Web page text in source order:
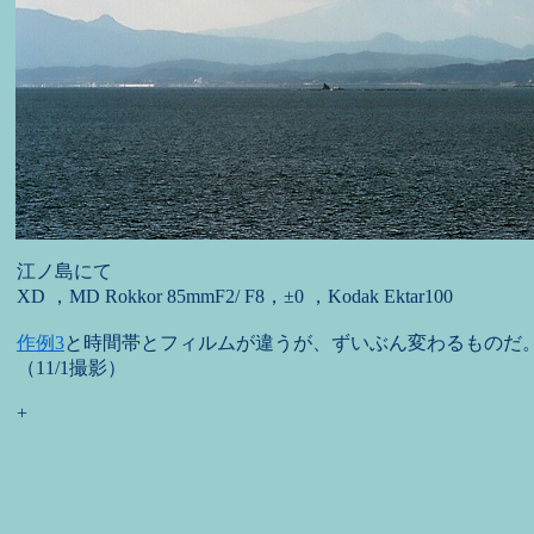
江ノ島にて
XD ，MD Rokkor 85mmF2/ F8，±0 ，Kodak Ektar100
作例3と時間帯とフィルムが違うが、ずいぶん変わるものだ
（11/1撮影）
+